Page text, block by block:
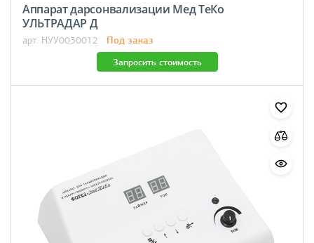
Аппарат дарсонвализации Мед ТеКо
УЛЬТРАДАР Д
арт. НУУ0030012 Под заказ
Запросить стоимость